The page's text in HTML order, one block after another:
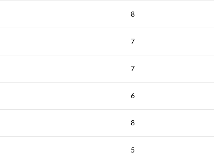
8
7
7
6
8
5